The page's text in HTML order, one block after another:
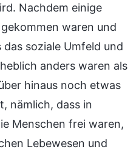
Nachdem einige
waren und
soziale Umfeld und
anders waren als
hinaus noch etwas
nämlich, dass in
Menschen frei waren,
Lebewesen und